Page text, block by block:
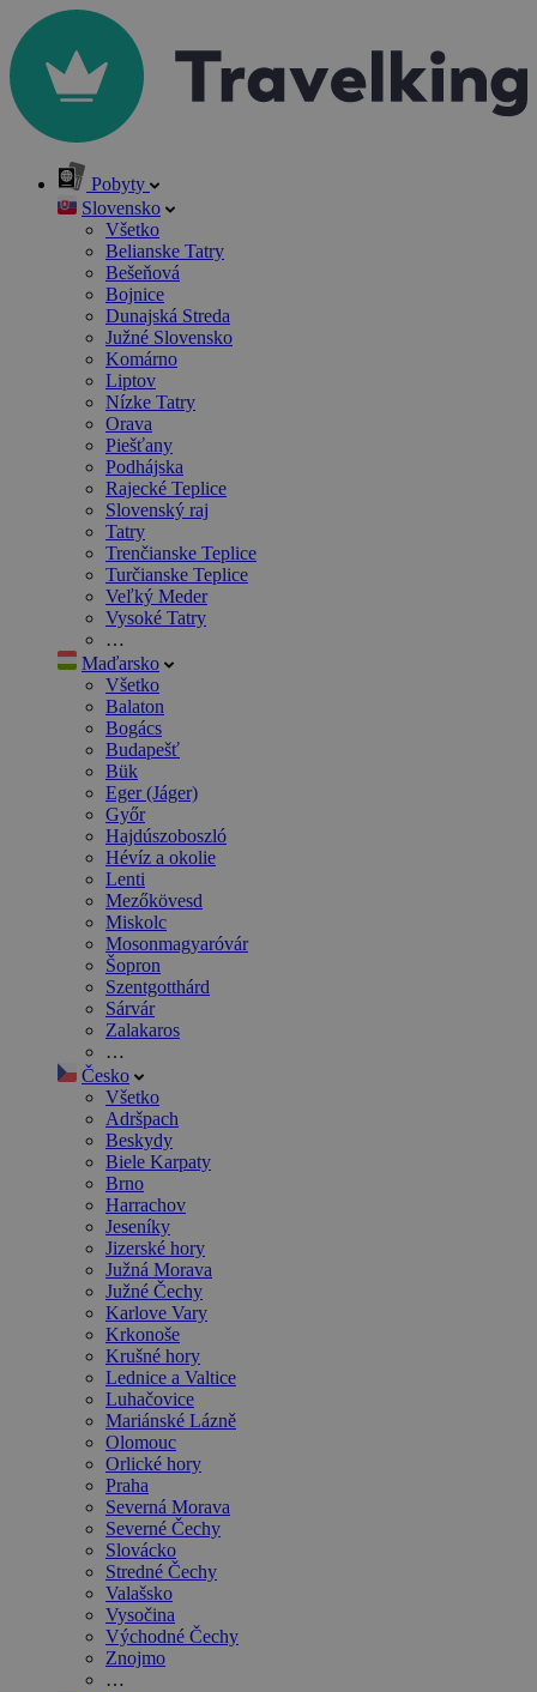
Pobyty
Slovensko
Všetko
Belianske Tatry
Bešeňová
Bojnice
Dunajská Streda
Južné Slovensko
Komárno
Liptov
Nízke Tatry
Orava
Piešťany
Podhájska
Rajecké Teplice
Slovenský raj
Tatry
Trenčianske Teplice
Turčianske Teplice
Veľký Meder
Vysoké Tatry
…
Maďarsko
Všetko
Balaton
Bogács
Budapešť
Bük
Eger (Jáger)
Győr
Hajdúszoboszló
Hévíz a okolie
Lenti
Mezőkövesd
Miskolc
Mosonmagyaróvár
Šopron
Szentgotthárd
Sárvár
Zalakaros
…
Česko
Všetko
Adršpach
Beskydy
Biele Karpaty
Brno
Harrachov
Jeseníky
Jizerské hory
Južná Morava
Južné Čechy
Karlove Vary
Krkonoše
Krušné hory
Lednice a Valtice
Luhačovice
Mariánské Lázně
Olomouc
Orlické hory
Praha
Severná Morava
Severné Čechy
Slovácko
Stredné Čechy
Valašsko
Vysočina
Východné Čechy
Znojmo
…